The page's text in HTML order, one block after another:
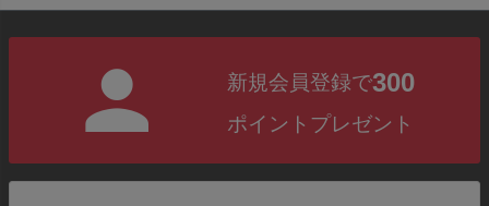
新規会員登録で300
ポイントプレゼント